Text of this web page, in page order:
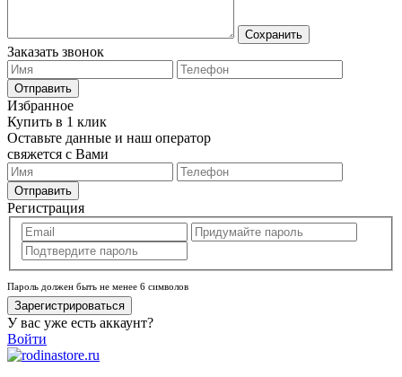
Сохранить
Заказать звонок
Отправить
Избранное
Купить в 1 клик
Оставьте данные и наш оператор
свяжется с Вами
Отправить
Регистрация
Пароль должен быть не менее 6 символов
Зарегистрироваться
У вас уже есть аккаунт?
Войти